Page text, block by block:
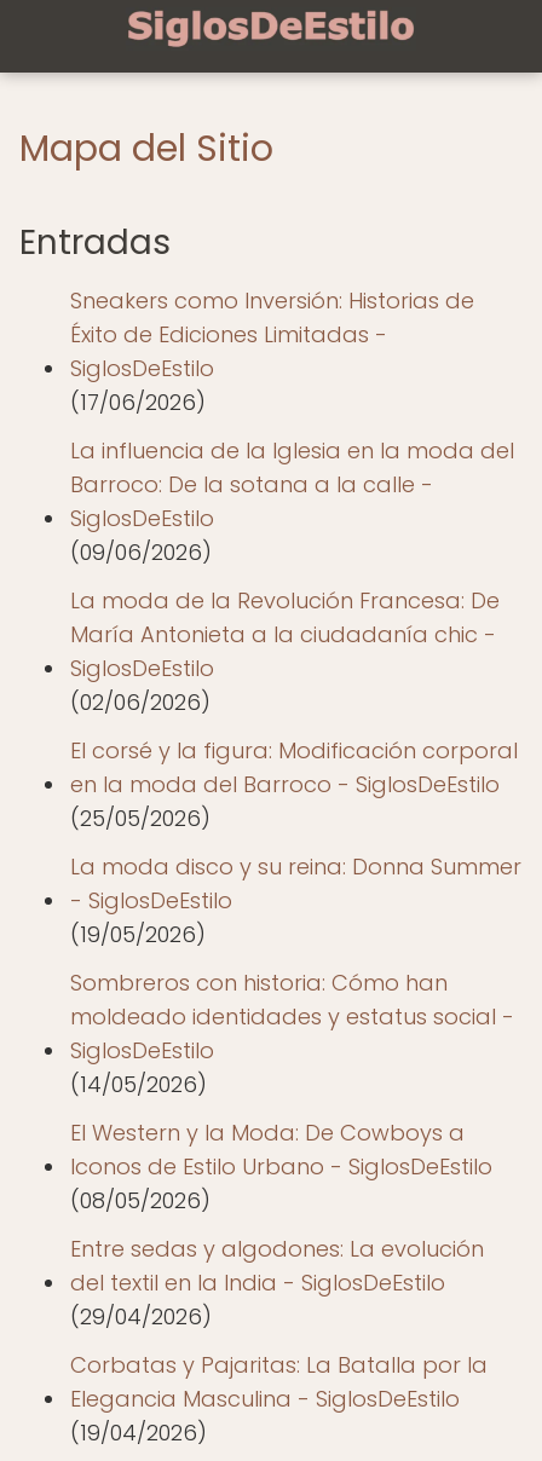
Mapa del Sitio
Entradas
Sneakers como Inversión: Historias de
Éxito de Ediciones Limitadas -
SiglosDeEstilo
(17/06/2026)
La influencia de la Iglesia en la moda del
Barroco: De la sotana a la calle -
SiglosDeEstilo
(09/06/2026)
La moda de la Revolución Francesa: De
María Antonieta a la ciudadanía chic -
SiglosDeEstilo
(02/06/2026)
El corsé y la figura: Modificación corporal
en la moda del Barroco - SiglosDeEstilo
(25/05/2026)
La moda disco y su reina: Donna Summer
- SiglosDeEstilo
(19/05/2026)
Sombreros con historia: Cómo han
moldeado identidades y estatus social -
SiglosDeEstilo
(14/05/2026)
El Western y la Moda: De Cowboys a
Iconos de Estilo Urbano - SiglosDeEstilo
(08/05/2026)
Entre sedas y algodones: La evolución
del textil en la India - SiglosDeEstilo
(29/04/2026)
Corbatas y Pajaritas: La Batalla por la
Elegancia Masculina - SiglosDeEstilo
(19/04/2026)